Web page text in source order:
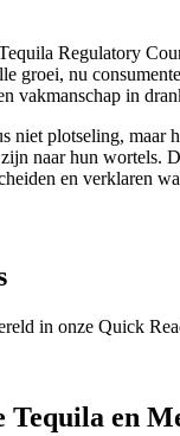
Regulatory
groei, nu
vakmanschap in
niet plotseling, maar
naar hun wortels.
en verklaren
in onze Quick
en